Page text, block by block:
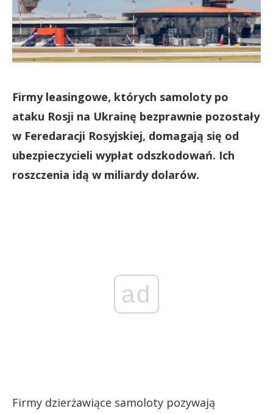
Firmy leasingowe, których samoloty po
ataku Rosji na Ukrainę bezprawnie pozostały
w Feredaracji Rosyjskiej, domagają się od
ubezpieczycieli wypłat odszkodowań. Ich
roszczenia idą w miliardy dolarów.
ad
Firmy dzierżawiące samoloty pozywają